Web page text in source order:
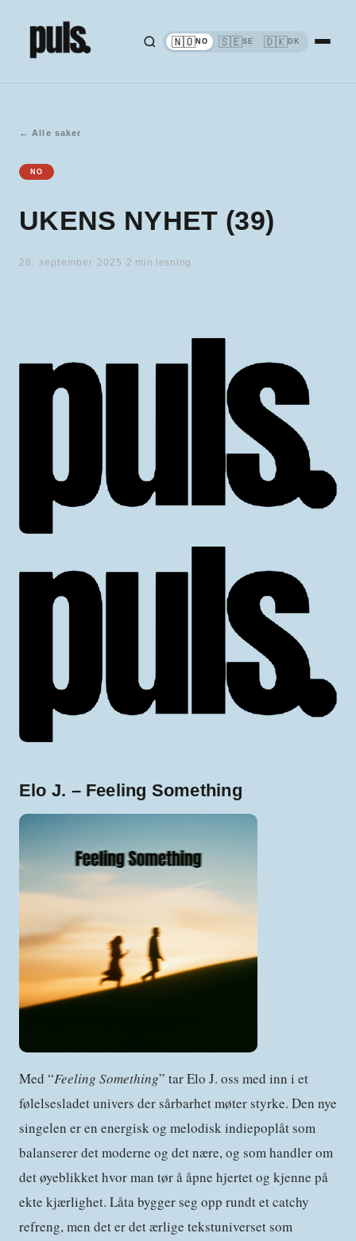
🇳🇴NO 🇸🇪SE 🇩🇰DK
← Alle saker
NO
UKENS NYHET (39)
26. september 2025 2 min lesning
Elo J. – Feeling Something
Med “Feeling Something” tar Elo J. oss med inn i et
følelsesladet univers der sårbarhet møter styrke. Den nye
singelen er en energisk og melodisk indiepoplåt som
balanserer det moderne og det nære, og som handler om
det øyeblikket hvor man tør å åpne hjertet og kjenne på
ekte kjærlighet. Låta bygger seg opp rundt et catchy
refreng, men det er det ærlige tekstuniverset som